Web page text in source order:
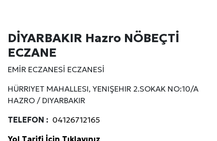
DİYARBAKIR Hazro NÖBEÇTİ
ECZANE
EMİR ECZANESİ ECZANESİ
HÜRRIYET MAHALLESI, YENIŞEHIR 2.SOKAK NO:10/A
HAZRO / DIYARBAKIR
TELEFON : 04126712165
Yol Tarifi İçin Tıklayınız